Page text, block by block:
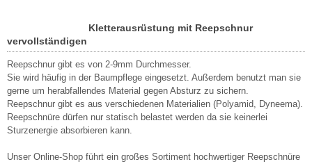
Kletterausrüstung mit Reepschnur
vervollständigen
Reepschnur gibt es von 2-9mm Durchmesser.
Sie wird häufig in der Baumpflege eingesetzt. Außerdem benutzt man sie
gerne um herabfallendes Material gegen Absturz zu sichern.
Reepschnur gibt es aus verschiedenen Materialien (Polyamid, Dyneema).
Reepschnüre dürfen nur statisch belastet werden da sie keinerlei
Sturzenergie absorbieren kann.
Unser Online-Shop führt ein großes Sortiment hochwertiger Reepschnüre